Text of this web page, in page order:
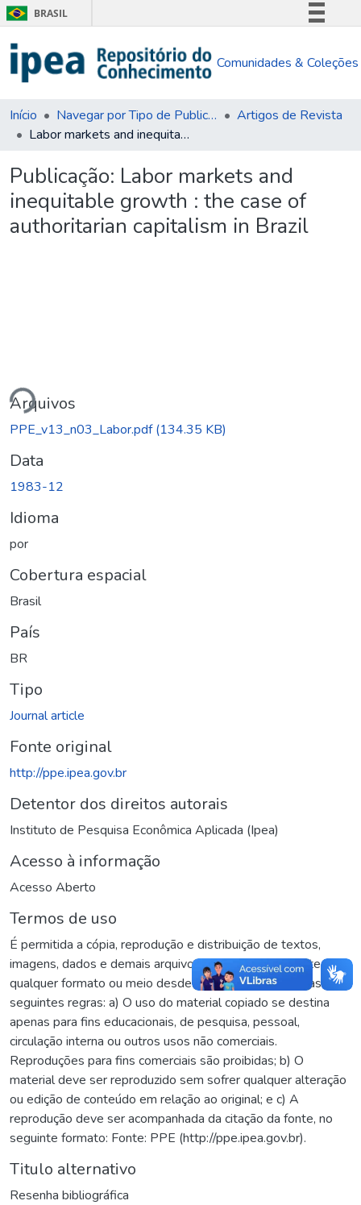
BRASIL
Comunica BR
Acesso à informação
Comunidades & Coleções
Início Navegar por Tipo de Publicação
Artigos de Revista
Labor markets and inequitable growth : the case of authoritarian capitalism in Brazil
Publicação: Labor markets and
inequitable growth : the case of
authoritarian capitalism in Brazil
Arquivos
PPE_v13_n03_Labor.pdf(134.35 KB)
Data
1983-12
Idioma
por
Cobertura espacial
Brasil
País
BR
Tipo
Journal article
Fonte original
http://ppe.ipea.gov.br
Detentor dos direitos autorais
Instituto de Pesquisa Econômica Aplicada (Ipea)
Acesso à informação
Acesso Aberto
Termos de uso
É permitida a cópia, reprodução e distribuição de textos,
imagens, dados e demais arquivos, no todo ou em parte, em
qualquer formato ou meio desde que sejam observadas as
seguintes regras: a) O uso do material copiado se destina
apenas para fins educacionais, de pesquisa, pessoal,
circulação interna ou outros usos não comerciais.
Reproduções para fins comerciais são proibidas; b) O
material deve ser reproduzido sem sofrer qualquer alteração
ou edição de conteúdo em relação ao original; e c) A
reprodução deve ser acompanhada da citação da fonte, no
seguinte formato: Fonte: PPE (http://ppe.ipea.gov.br).
Titulo alternativo
Resenha bibliográfica